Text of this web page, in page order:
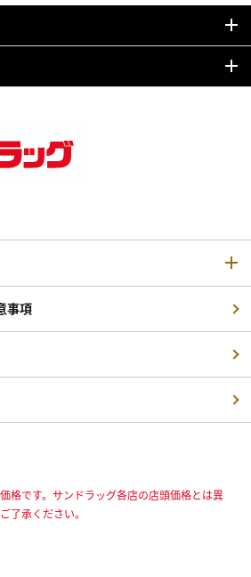
事項
格です。サンドラッグ各店の店頭価格とは異
了承ください。